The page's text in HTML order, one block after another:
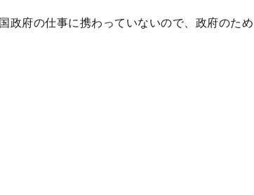
府の仕事に携わっていないので、政府のため